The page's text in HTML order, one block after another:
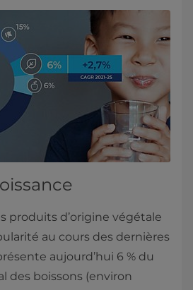
produits d’origine végétale
au cours des dernières
aujourd’hui 6 % du
des boissons (environ